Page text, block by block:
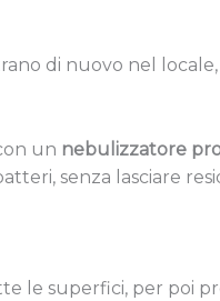
di nuovo nel
un nebulizzatore
senza lasciare
le superfici, per poi